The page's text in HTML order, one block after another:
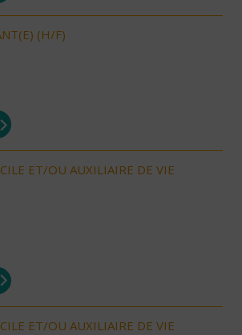
(H/F)
ET/OU AUXILIAIRE DE VIE
ET/OU AUXILIAIRE DE VIE